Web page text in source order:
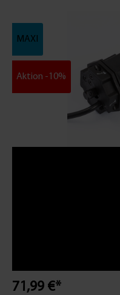
MAXI
Aktion -10%
71,99 €*